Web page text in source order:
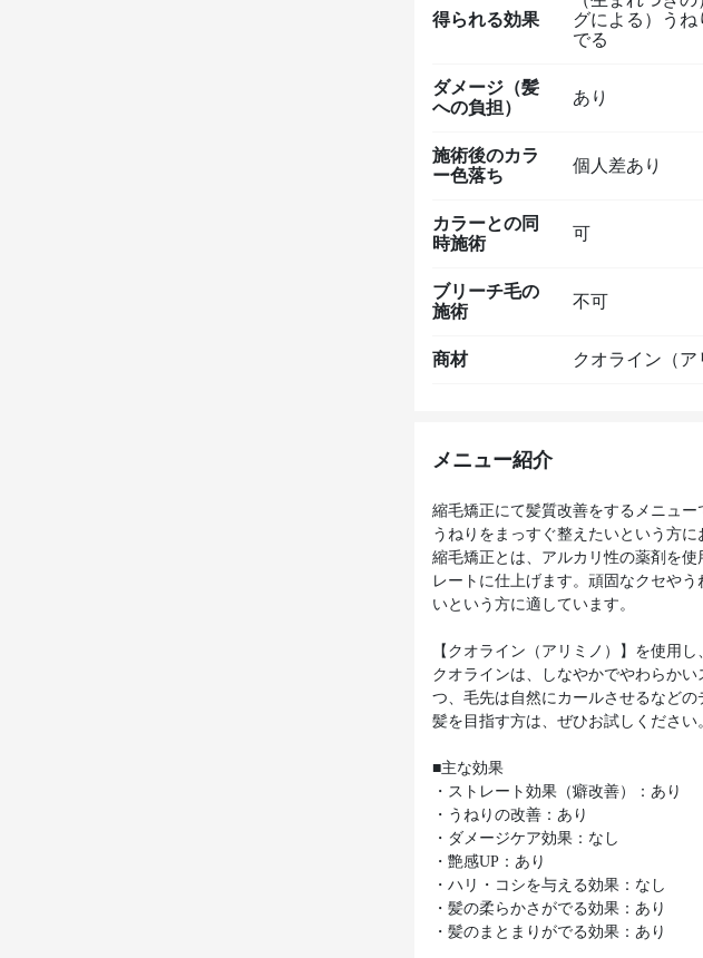
得られる効果
グによる）うね
でる
ダメージ（髪
への負担）
あり
施術後のカラ
ー色落ち
個人差あり
カラーとの同
時施術
可
ブリーチ毛の
施術
不可
商材 クオライン（ア
メニュー紹介
縮毛矯正にて髪質改善をするメニュ
うねりをまっすぐ整えたいという方に
縮毛矯正とは、アルカリ性の薬剤を
レートに仕上げます。頑固なクセや
いという方に適しています。
【クオライン（アリミノ）】を使用
クオラインは、しなやかでやわらか
つ、毛先は自然にカールさせるなど
髪を目指す方は、ぜひお試しください
■主な効果
・ストレート効果（癖改善）：あり
・うねりの改善：あり
・ダメージケア効果：なし
・艶感UP：あり
・ハリ・コシを与える効果：なし
・髪の柔らかさがでる効果：あり
・髪のまとまりがでる効果：あり